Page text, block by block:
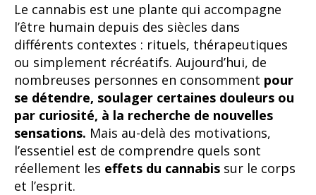
Le cannabis est une plante qui accompagne
l’être humain depuis des siècles dans
différents contextes : rituels, thérapeutiques
ou simplement récréatifs. Aujourd’hui, de
nombreuses personnes en consomment pour
se détendre, soulager certaines douleurs ou
par curiosité, à la recherche de nouvelles
sensations. Mais au-delà des motivations,
l’essentiel est de comprendre quels sont
réellement les effets du cannabis sur le corps
et l’esprit.